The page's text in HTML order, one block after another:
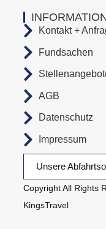
Copyright All Rights
KingsTravel
Unsere
Kontakt +
Fundsachen
AGB
Datenschutz
Impressum